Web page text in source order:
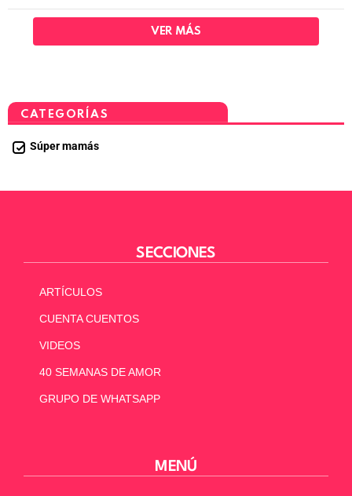
VER MÁS
CATEGORÍAS
Súper mamás
SECCIONES
ARTÍCULOS
CUENTA CUENTOS
VIDEOS
40 SEMANAS DE AMOR
GRUPO DE WHATSAPP
MENÚ